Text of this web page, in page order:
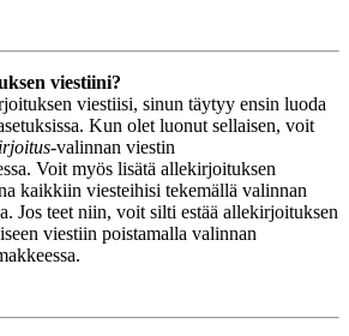
viestiini?
viestiisi, sinun täytyy ensin luoda
Kun olet luonut sellaisen, voit
-valinnan viestin
Voit myös lisätä allekirjoituksen
kaikkiin viesteihisi tekemällä valinnan
Jos teet niin, voit silti estää allekirjoituksen
viestiin poistamalla valinnan